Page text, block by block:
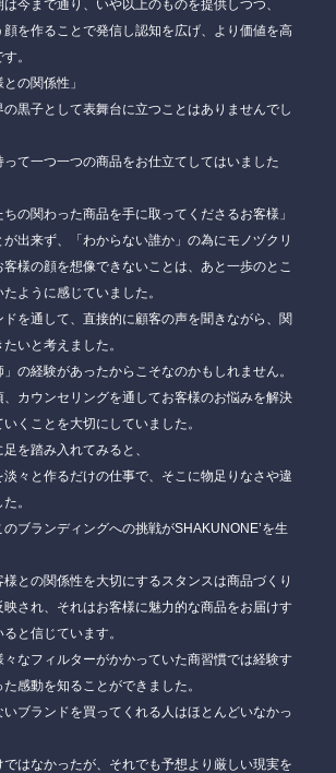
今まで通り、いや以上のものを提供しつつ、
顔を作ることで発信し認知を広げ、より価値を高
。
の関係性」
黒子として表舞台に立つことはありませんでし
て一つ一つの商品をお仕立てしてはいました
ちの関わった商品を手に取ってくださるお客様」
出来ず、「わからない誰か」の為にモノヅクリ
様の顔を想像できないことは、あと一歩のとこ
ように感じていました。
を通して、直接的に顧客の声を聞きながら、関
いと考えました。
の経験があったからこそなのかもしれません。
カウンセリングを通してお客様のお悩みを解決
くことを大切にしていました。
を踏み入れてみると、
々と作るだけの仕事で、そこに物足りなさや違
。
ブランディングへの挑戦がSHAKUNONE’を生
との関係性を大切にするスタンスは商品づくり
映され、それはお客様に魅力的な商品をお届けす
と信じています。
なフィルターがかかっていた商習慣では経験す
感動を知ることができました。
いブランドを買ってくれる人はほとんどいなかっ
はなかったが、それでも予想より厳しい現実を